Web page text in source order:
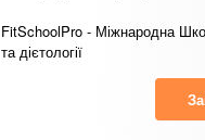
FitSchoolPro - Міжнародна
та дієтології